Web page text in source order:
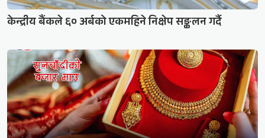
केन्द्रीय बैंकले ६० अर्बको एकमहिने निक्षेप सङ्कलन गर्दै